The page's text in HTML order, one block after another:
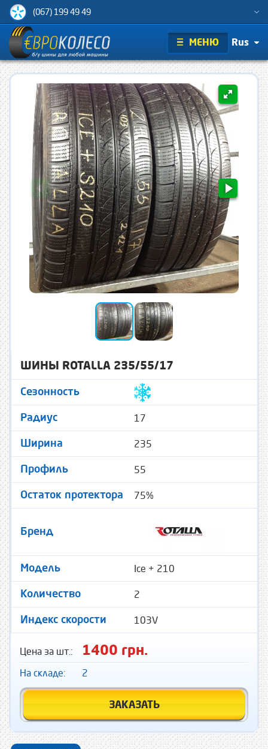
(067) 199 49 49
МЕНЮ Rus
ШИНЫ ROTALLA 235/55/17
Сезонность
Радиус 17
Ширина 235
Профиль 55
Остаток протектора 75%
Бренд
Модель Ice + 210
Количество 2
Индекс скорости 103V
Цена за шт.: 1400 грн.
На складе: 2
ЗАКАЗАТЬ